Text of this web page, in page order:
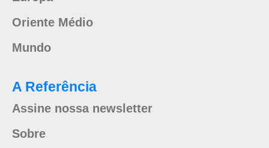
Oriente Médio
Mundo
A Referência
Assine nossa newsletter
Sobre